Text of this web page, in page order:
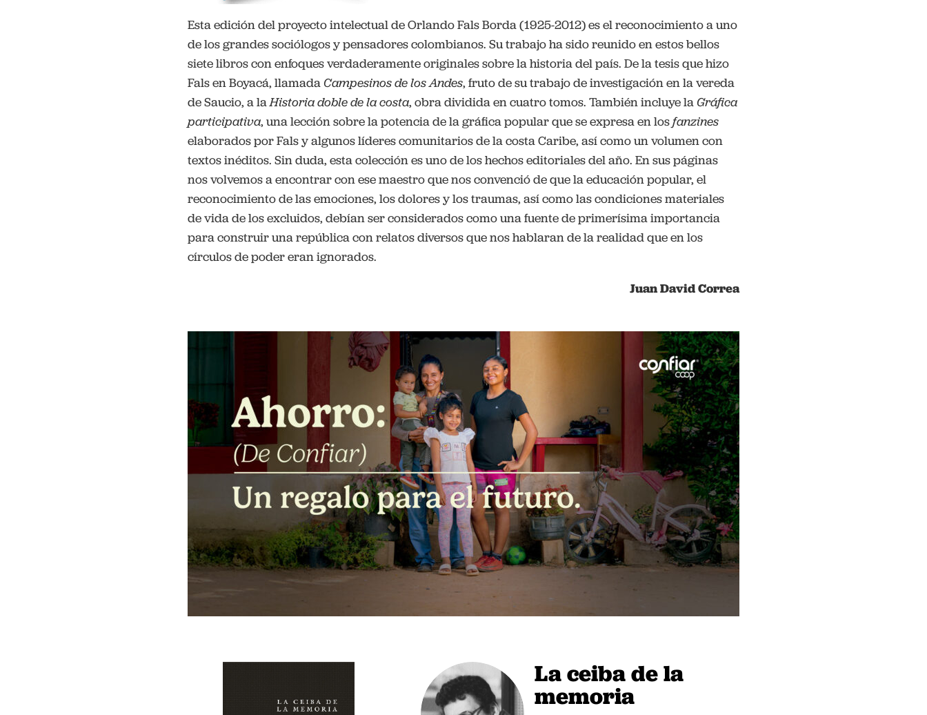
Esta edición del proyecto intelectual de Orlando Fals Borda (1925-2012) es el reconocimiento a uno
de los grandes sociólogos y pensadores colombianos. Su trabajo ha sido reunido en estos bellos
siete libros con enfoques verdaderamente originales sobre la historia del país. De la tesis que hizo
Fals en Boyacá, llamadaCampesinos de los Andes, fruto de su trabajo de investigación en la vereda
de Saucio, a laHistoria doble de la costa, obra dividida en cuatro tomos. También incluye laGráfica
participativa, una lección sobre la potencia de la gráfica popular que se expresa en losfanzines
elaborados por Fals y algunos líderes comunitarios de la costa Caribe, así como un volumen con
textos inéditos. Sin duda, esta colección es uno de los hechos editoriales del año. En sus páginas
nos volvemos a encontrar con ese maestro que nos convenció de que la educación popular, el
reconocimiento de las emociones, los dolores y los traumas, así como las condiciones materiales
de vida de los excluidos, debían ser considerados como una fuente de primerísima importancia
para construir una república con relatos diversos que nos hablaran de la realidad que en los
círculos de poder eran ignorados.
Juan David Correa
La ceiba de la
memoria